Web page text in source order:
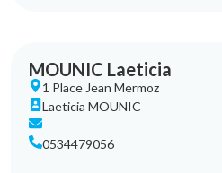
MOUNIC Laeticia
1 Place Jean Mermoz
Laeticia MOUNIC
0534479056